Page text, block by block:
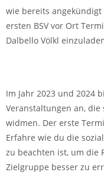
wie bereits
ersten BSV vor Ort
Dalbello Völkl
Im Jahr 2023 und 2024
Veranstaltungen an,
widmen. Der erste
Erfahre wie du die
zu beachten ist, um die
Zielgruppe besser zu